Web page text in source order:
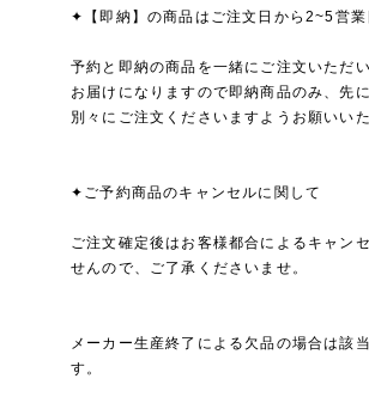
✦【即納】の商品はご注文日から2~5営業
予約と即納の商品を一緒にご注文いただ
お届けになりますので即納商品のみ、先
別々にご注文くださいますようお願いいた
✦ご予約商品のキャンセルに関して
ご注文確定後はお客様都合によるキャン
せんので、ご了承くださいませ。
メーカー生産終了による欠品の場合は該
す。